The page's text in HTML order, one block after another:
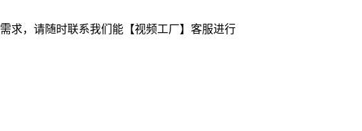
求，请随时联系我们能【视频工厂】客服进行